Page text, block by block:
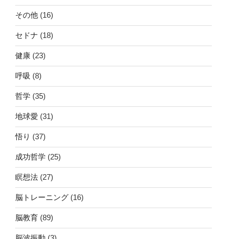
その他 (16)
セドナ (18)
健康 (23)
呼吸 (8)
哲学 (35)
地球愛 (31)
悟り (37)
成功哲学 (25)
瞑想法 (27)
脳トレーニング (16)
脳教育 (89)